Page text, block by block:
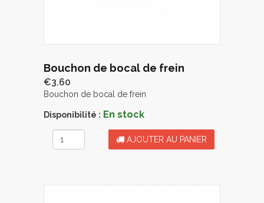
Bouchon de bocal de frein
€3.60
Bouchon de bocal de frein
Disponibilité : En stock
AJOUTER AU PANIER